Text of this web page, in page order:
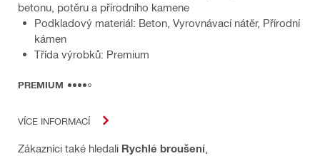
betonu, potěru a přírodního kamene
Podkladový materiál: Beton, Vyrovnávací nátěr, Přírodní
kámen
Třída výrobků: Premium
PREMIUM
VÍCE INFORMACÍ
Zákazníci také hledali Rychlé broušení